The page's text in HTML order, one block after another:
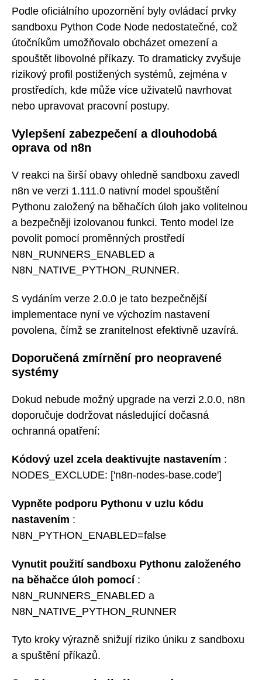
Podle oficiálního upozornění byly ovládací prvky
sandboxu Python Code Node nedostatečné, což
útočníkům umožňovalo obcházet omezení a
spouštět libovolné příkazy. To dramaticky zvyšuje
rizikový profil postižených systémů, zejména v
prostředích, kde může více uživatelů navrhovat
nebo upravovat pracovní postupy.
Vylepšení zabezpečení a dlouhodobá
oprava od n8n
V reakci na širší obavy ohledně sandboxu zavedl
n8n ve verzi 1.111.0 nativní model spouštění
Pythonu založený na běhačích úloh jako volitelnou
a bezpečněji izolovanou funkci. Tento model lze
povolit pomocí proměnných prostředí
N8N_RUNNERS_ENABLED a
N8N_NATIVE_PYTHON_RUNNER.
S vydáním verze 2.0.0 je tato bezpečnější
implementace nyní ve výchozím nastavení
povolena, čímž se zranitelnost efektivně uzavírá.
Doporučená zmírnění pro neopravené
systémy
Dokud nebude možný upgrade na verzi 2.0.0, n8n
doporučuje dodržovat následující dočasná
ochranná opatření:
Kódový uzel zcela deaktivujte nastavením :
NODES_EXCLUDE: ['n8n-nodes-base.code']
Vypněte podporu Pythonu v uzlu kódu
nastavením :
N8N_PYTHON_ENABLED=false
Vynutit použití sandboxu Pythonu založeného
na běhačce úloh pomocí:
N8N_RUNNERS_ENABLED a
N8N_NATIVE_PYTHON_RUNNER
Tyto kroky výrazně snižují riziko úniku z sandboxu
a spuštění příkazů.